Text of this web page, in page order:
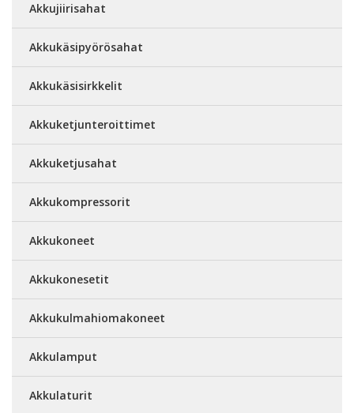
Akkujiirisahat
Akkukäsipyörösahat
Akkukäsisirkkelit
Akkuketjunteroittimet
Akkuketjusahat
Akkukompressorit
Akkukoneet
Akkukonesetit
Akkukulmahiomakoneet
Akkulamput
Akkulaturit